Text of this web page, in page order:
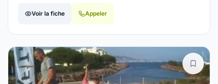
Voir la fiche Appeler